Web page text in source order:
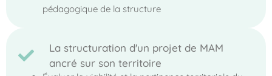
pédagogique de la structure
La structuration d'un projet de MAM
ancré sur son territoire